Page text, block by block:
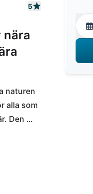
5
nära
naturen
alla som
Den
eller
om